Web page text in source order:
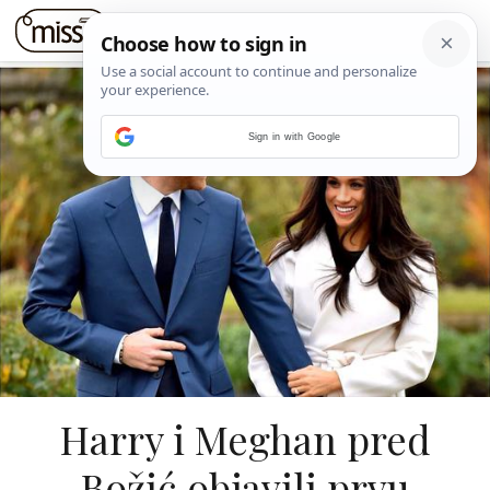
Harry i Meghan pred
Sign in with Google